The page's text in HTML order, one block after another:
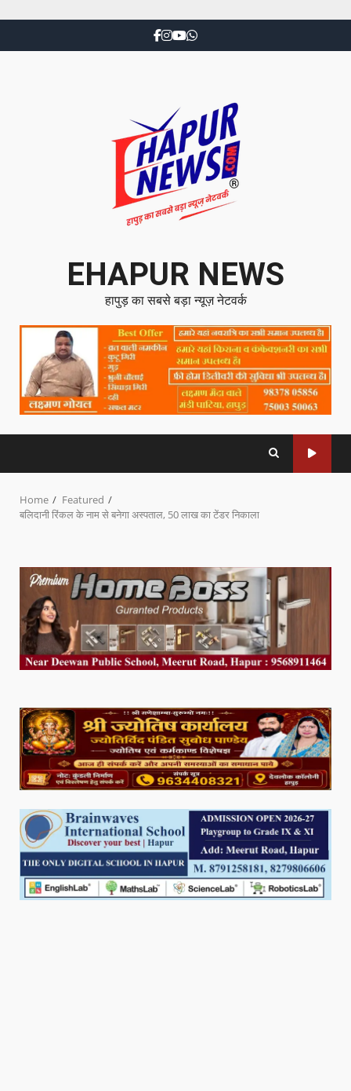
EHAPUR NEWS
हापुड़ का सबसे बड़ा न्यूज़ नेटवर्क
Home
Featured
बलिदानी रिंकल के नाम से बनेगा अस्पताल, 50 लाख का टेंडर निकाला